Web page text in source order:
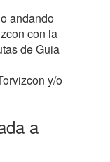
andando
con la
de Guia
y/o
a